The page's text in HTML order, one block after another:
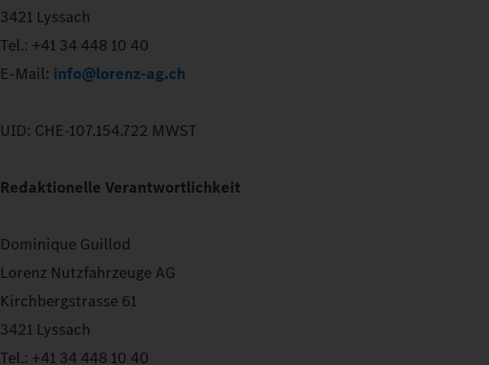
3421 Lyssach
Tel.: +41 34 448 10 40
E-Mail: info@lorenz-ag.ch
UID: CHE-107.154.722 MWST
Redaktionelle Verantwortlichkeit
Dominique Guillod
Lorenz Nutzfahrzeuge AG
Kirchbergstrasse 61
3421 Lyssach
Tel.: +41 34 448 10 40